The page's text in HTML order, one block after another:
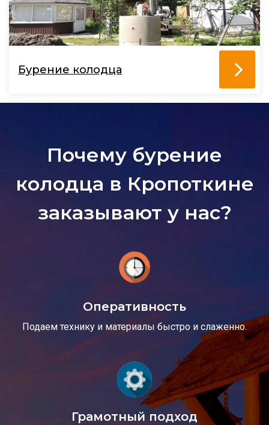
Бурение колодца
Почему бурение
колодца в Кропоткине
заказывают у нас?
Оперативность
Подаем технику и материалы быстро и слаженно.
Грамотный подход